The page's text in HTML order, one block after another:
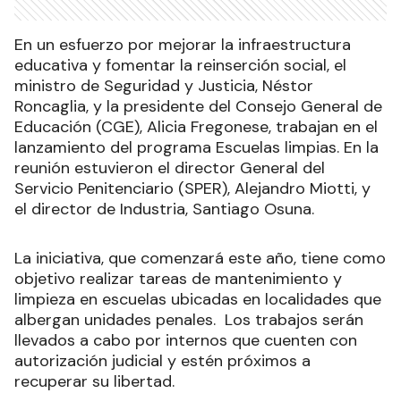
En un esfuerzo por mejorar la infraestructura
educativa y fomentar la reinserción social, el
ministro de Seguridad y Justicia, Néstor
Roncaglia, y la presidente del Consejo General de
Educación (CGE), Alicia Fregonese, trabajan en el
lanzamiento del programa Escuelas limpias. En la
reunión estuvieron el director General del
Servicio Penitenciario (SPER), Alejandro Miotti, y
el director de Industria, Santiago Osuna.
La iniciativa, que comenzará este año, tiene como
objetivo realizar tareas de mantenimiento y
limpieza en escuelas ubicadas en localidades que
albergan unidades penales. Los trabajos serán
llevados a cabo por internos que cuenten con
autorización judicial y estén próximos a
recuperar su libertad.